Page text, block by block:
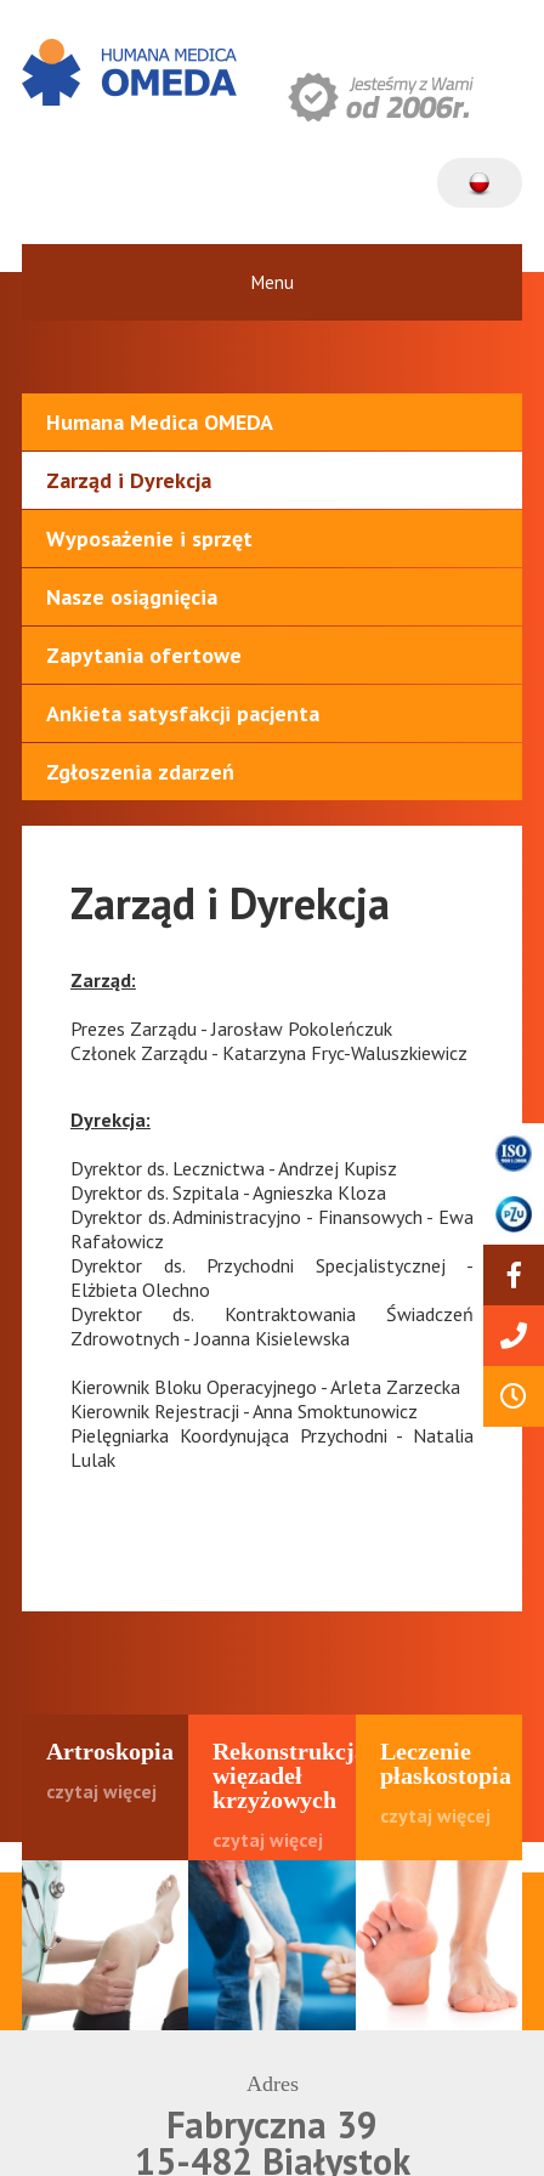
Menu
Humana Medica OMEDA
Zarząd i Dyrekcja
Wyposażenie i sprzęt
Nasze osiągnięcia
Zapytania ofertowe
Ankieta satysfakcji pacjenta
Zgłoszenia zdarzeń
Zarząd i Dyrekcja
Zarząd:
Prezes Zarządu - Jarosław Pokoleńczuk
Członek Zarządu - Katarzyna Fryc-Waluszkiewicz
Dyrekcja:
Dyrektor ds. Lecznictwa - Andrzej Kupisz
Dyrektor ds. Szpitala - Agnieszka Kloza
Dyrektor ds. Administracyjno - Finansowych - Ewa
Rafałowicz
Dyrektor ds. Przychodni Specjalistycznej -
Elżbieta Olechno
Dyrektor ds. Kontraktowania Świadczeń
Zdrowotnych - Joanna Kisielewska
Kierownik Bloku Operacyjnego - Arleta Zarzecka
Kierownik Rejestracji - Anna Smoktunowicz
Pielęgniarka Koordynująca Przychodni - Natalia
Lulak
Artroskopia
czytaj więcej
Rekonstrukcja
więzadeł
krzyżowych
czytaj więcej
Leczenie
płaskostopia
czytaj więcej
Adres
Fabryczna 39
15-482 Białystok